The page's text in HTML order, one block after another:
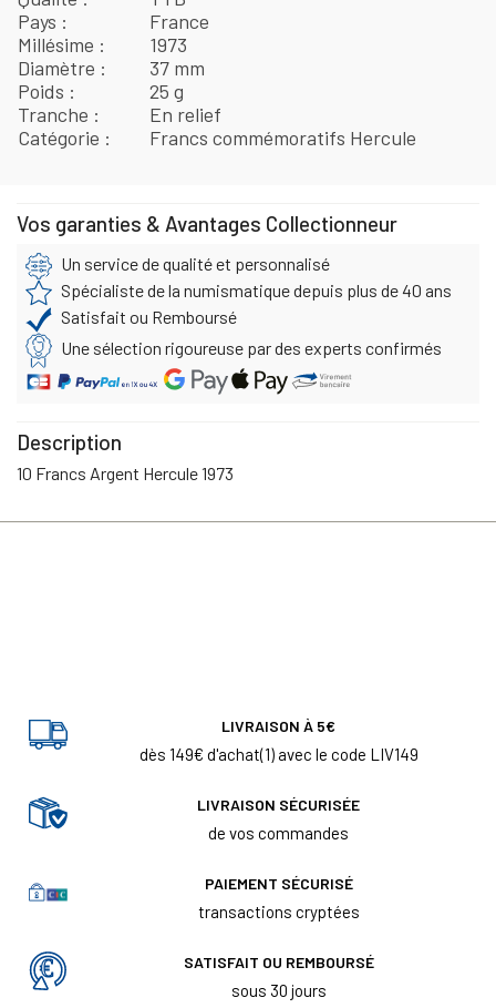
Pays
France
Millésime
1973
Diamètre
37 mm
Poids
25 g
Tranche
En relief
Catégorie
Francs commémoratifs Hercule
Vos garanties & Avantages Collectionneur
Un service de qualité et personnalisé
Spécialiste de la numismatique depuis plus de 40 ans
Satisfait ou Remboursé
Une sélection rigoureuse par des experts confirmés
Description
10 Francs Argent Hercule 1973
LIVRAISON À 5€
dès 149€ d'achat(1) avec le code LIV149
LIVRAISON SÉCURISÉE
de vos commandes
PAIEMENT SÉCURISÉ
transactions cryptées
SATISFAIT OU REMBOURSÉ
sous 30 jours